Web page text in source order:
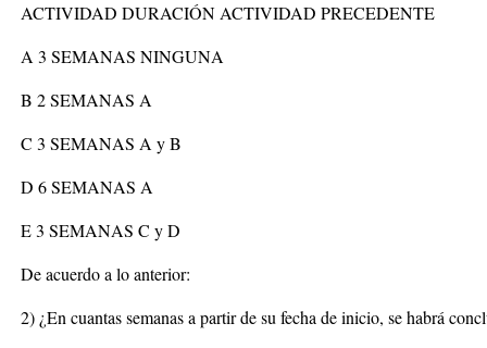
ACTIVIDAD DURACIÓN ACTIVIDAD PRECEDENTE
A 3 SEMANAS NINGUNA
B 2 SEMANAS A
C 3 SEMANAS A y B
D 6 SEMANAS A
E 3 SEMANAS C y D
De acuerdo a lo anterior:
2) ¿En cuantas semanas a partir de su fecha de inicio, se habrá